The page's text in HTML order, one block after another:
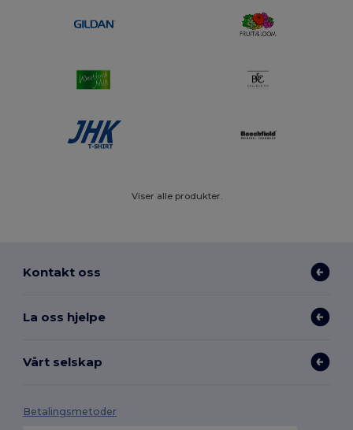
Viser alle produkter.
Kontakt oss
La oss hjelpe
Vårt selskap
Betalingsmetoder